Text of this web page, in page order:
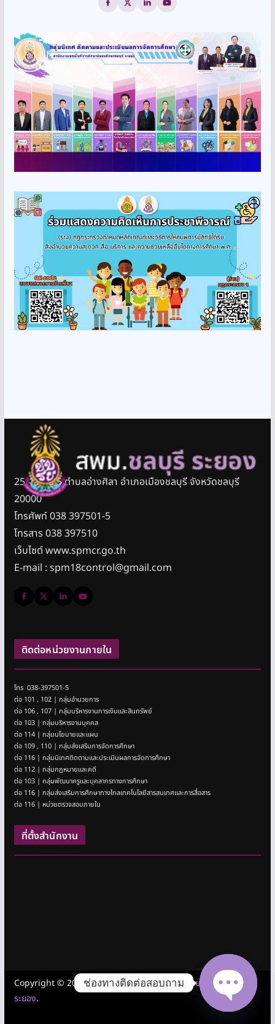
25/11 หมู่ 5 ตำบลอ่างศิลา อำเภอเมืองชลบุรี จังหวัดชลบุรี
20000
โทรศัพท์ 038 397501-5
โทรสาร 038 397510
เว็บไซต์ www.spmcr.go.th
E-mail : spm18control@gmail.com
ติดต่อหน่วยงานภายใน
โทร 038-397501-5
ต่อ 101 , 102 | กลุ่มอำนวยการ
ต่อ 106 , 107 | กลุ่มบริหารงานการเงินและสินทรัพย์
ต่อ 103 | กลุ่มบริหารงานบุคคล
ต่อ 114 | กลุ่มนโยบายและแผน
ต่อ 109 , 110 | กลุ่มส่งเสริมการจัดการศึกษา
ต่อ 116 | กลุ่มนิเทศติดตามและประเมินผลการจัดการศึกษา
ต่อ 112 | กลุ่มกฎหมายและคดี
ต่อ 103 | กลุ่มพัฒนาครูและบุคลากรทางการศึกษา
ต่อ 116 | กลุ่มส่งเสริมการศึกษาทางไกลเทคโนโลยีสารสนเทศและการสื่อสาร
ต่อ 116 | หน่วยตรวจสอบภายใน
ที่ตั้งสำนักงาน
Copyright © 2026สำนักงานเขตพื้นที่การศึกษามัธยมศึกษาชลบุรี
ระยอง.
ช่องทางติดต่อสอบถาม